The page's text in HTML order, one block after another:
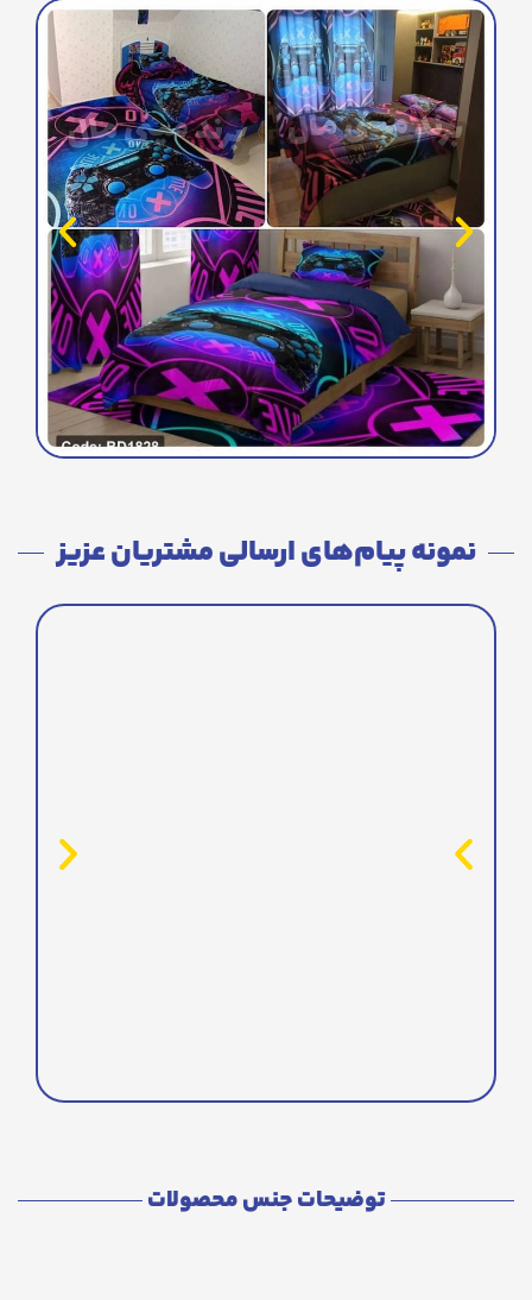
نمونه پیام‌های ارسالی مشتریان عزیز
توضیحات جنس محصولات